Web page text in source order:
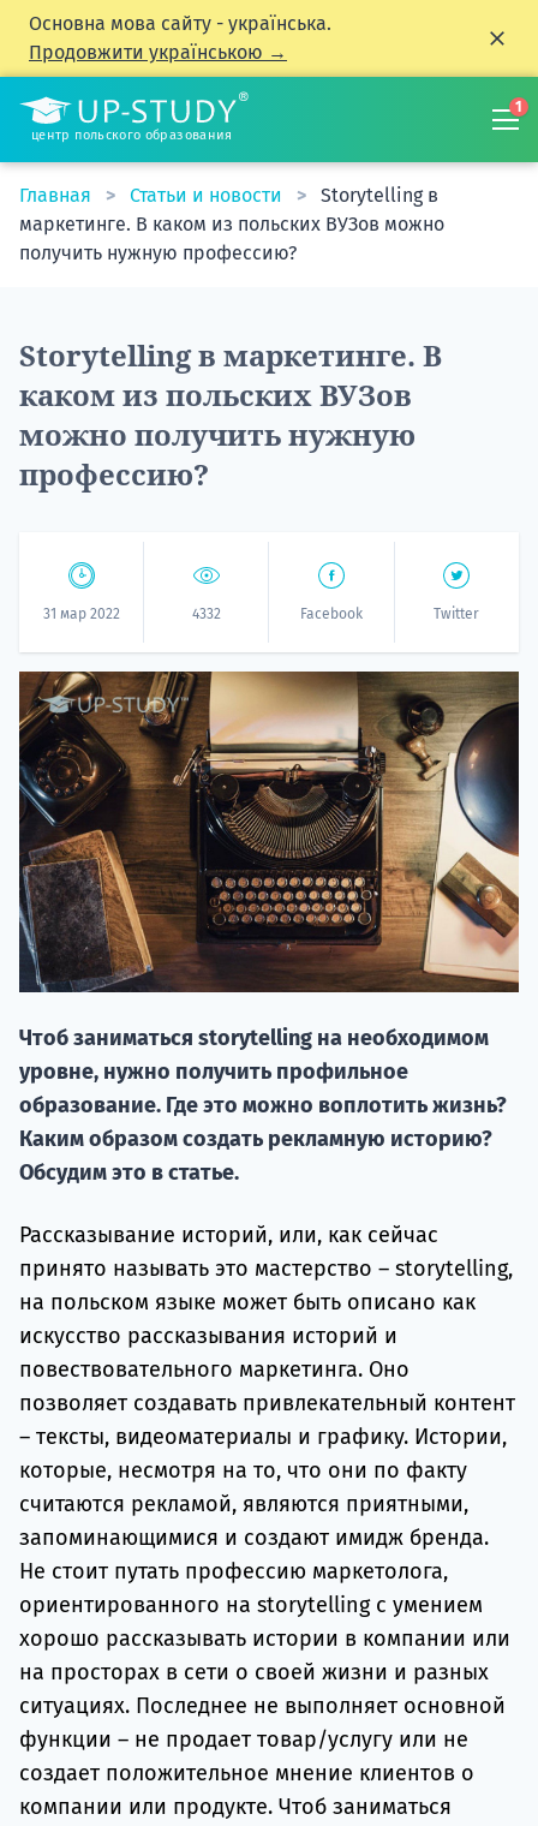
Основна мова сайту - українська.
Продовжити українською →
центр польского образования
1
Главная Статьи и новости
Storytelling в
маркетинге. В каком из польских ВУЗов можно
получить нужную профессию?
Storytelling в маркетинге. В
каком из польских ВУЗов
можно получить нужную
профессию?
31 мар 2022 4332 Facebook Twitter
Чтоб заниматься storytelling на необходимом
уровне, нужно получить профильное
образование. Где это можно воплотить жизнь?
Каким образом создать рекламную историю?
Обсудим это в статье.
Рассказывание историй, или, как сейчас
принято называть это мастерство – storytelling,
на польском языке может быть описано как
искусство рассказывания историй и
повествовательного маркетинга. Оно
позволяет создавать привлекательный контент
– тексты, видеоматериалы и графику. Истории,
которые, несмотря на то, что они по факту
считаются рекламой, являются приятными,
запоминающимися и создают имидж бренда.
Не стоит путать профессию маркетолога,
ориентированного на storytelling с умением
хорошо рассказывать истории в компании или
на просторах в сети о своей жизни и разных
ситуациях. Последнее не выполняет основной
функции – не продает товар/услугу или не
создает положительное мнение клиентов о
компании или продукте. Чтоб заниматься
20.09
НАБОР